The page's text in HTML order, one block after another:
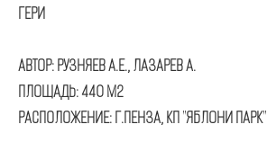
ГЕРИ
АВТОР: РУЗНЯЕВ А.Е., ЛАЗАРЕВ А.
ПЛОЩАДЬ: 440 М2
РАСПОЛОЖЕНИЕ: Г.ПЕНЗА, КП "ЯБЛОНИ ПАРК"